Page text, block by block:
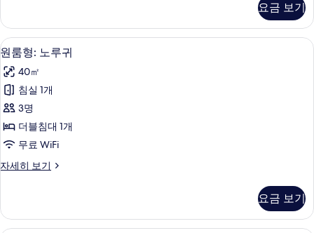
두
보
기
들
레
자
히
보
기
요금 보기
원
룸
형:
노
루
귀
진
두
보
원룸형: 노루귀 | 무료 WiFi, 각각 다른
10
원룸형: 노루귀
40㎡
침실 1개
3명
더블침대 1개
무료 WiFi
자세히 보기
원
루
귀
요금 보기